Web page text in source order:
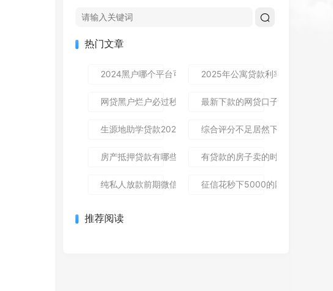
热门文章
2024黑户哪个平台可以借到钱,隆重介绍5个免审秒批的分享
2025年公寓贷款利率是多少？别
网贷黑户烂户必过秒下款9月高通过率指南！顺便整理这5个
最新下款的网贷口子论坛,全网收
生源地助学贷款2025年发放时间及到账流程详解
综合评分不足居然下款了,简单汇
房产抵押贷款有哪些风险？一文讲清所有风险点，新手办理
有贷款的房子卖的时候贷款怎么
纯私人放款前期微信私人贷,为您介绍5款包下款的黑户口子
征信花秒下5000的网贷哪个还能
推荐阅读